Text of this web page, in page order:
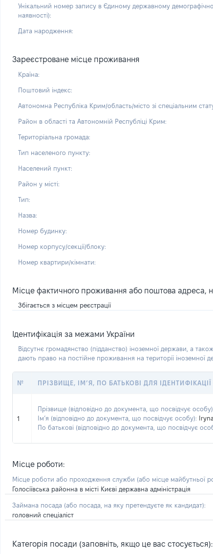
Унікальний номер запису в Єдиному державному
наявності):
Дата народження:
Зареєстроване місце проживання
Країна:
Поштовий індекс:
Автономна Республіка Крим/область/місто зі спеціальним
Район в області та Автономній Республіці Крим:
Територіальна громада:
Тип населеного пункту:
Населений пункт:
Район у місті:
Тип:
Назва:
Номер будинку:
Номер корпусу/секції/блоку:
Номер квартири/кімнати:
Місце фактичного проживання або поштова адреса,
Збігається з місцем реєстрації
Ідентифікація за межами України
Відсутнє громадянство (підданство) іноземної держави, а
дають право на постійне проживання на території іноземної
№ ПРІЗВИЩЕ, ІМ’Я, ПО БАТЬКОВІ ДЛЯ
1
Прізвище (відповідно до документа, що посвідчує
Ім’я (відповідно до документа, що посвідчує особу):
Iryna
По батькові (відповідно до документа, що посвідчує
Місце роботи:
Місце роботи або проходження служби (або місце майбутньої
Голосіївська районна в місті Києві державна адміністрація
Займана посада (або посада, на яку претендуєте як кандидат):
головний спеціаліст
Категорія посади (заповніть, якщо це вас стосується):